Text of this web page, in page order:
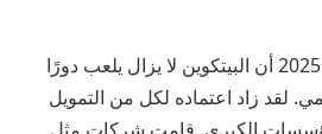
تظهر الرؤى المحدثة من 2025 أن البيتكوين لا يزال يلعب دورًا
لقد زاد اعتماده لكل من التمويل